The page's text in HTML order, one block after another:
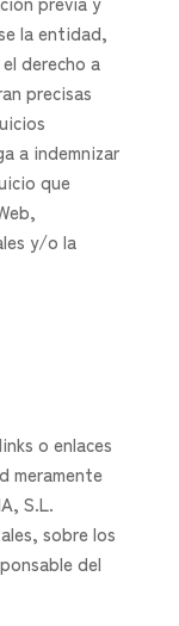
la entidad,
derecho a
precisas
a indemnizar
que
y/o la
o enlaces
meramente
S.L.
sobre los
del